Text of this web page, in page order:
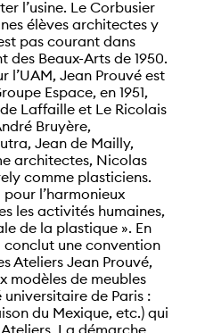
l’usine. Le Corbusier
élèves architectes y
pas courant dans
des Beaux-Arts de 1950.
l’UAM, Jean Prouvé est
Espace, en 1951,
Laffaille et Le Ricolais
Bruyère,
Jean de Mailly,
architectes, Nicolas
comme plasticiens.
l’harmonieux
les activités humaines,
de la plastique ». En
conclut une convention
Ateliers Jean Prouvé,
modèles de meubles
de Paris :
du Mexique, etc.) qui
La démarche